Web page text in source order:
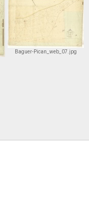
Baguer-Pican_web_07.jpg